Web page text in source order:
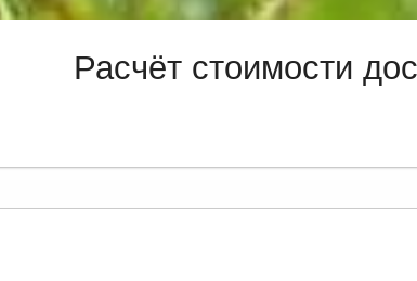
Расчёт стоимости